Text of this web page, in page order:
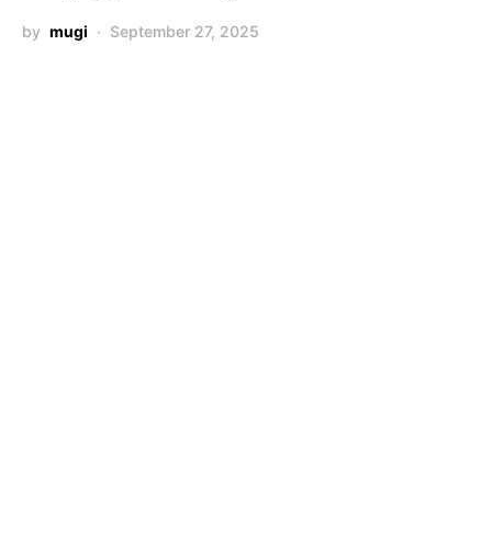
by mugi September 27, 2025